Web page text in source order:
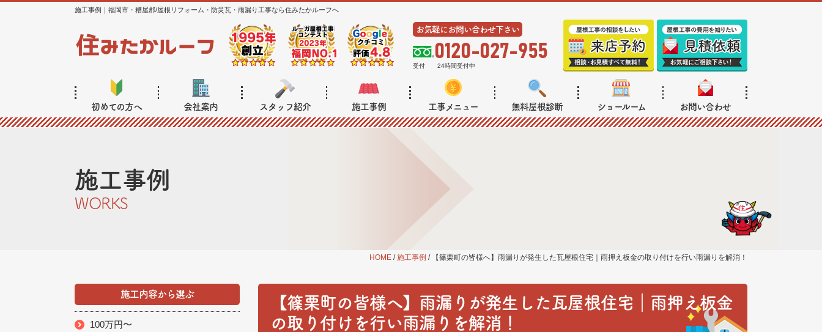
施工事例｜福岡市・糟屋郡/屋根リフォーム・防災瓦・雨漏り工事なら住みたかルーフへ
お気軽にお問い合わせ下さい
0120-027-955
受付 24時間受付中
初めての方へ 会社案内 スタッフ紹介 施工事例 工事メニュー 無料屋根診断 ショールーム お問い合わせ
施工事例
WORKS
HOME /施工事例 / 【篠栗町の皆様へ】雨漏りが発生した瓦屋根住宅｜雨押え板金の取り付けを行い雨漏りを解消！
【篠栗町の皆様へ】雨漏りが発生した瓦屋根住宅｜雨押え板金
の取り付けを行い雨漏りを解消！
施工内容から選ぶ
100万円〜